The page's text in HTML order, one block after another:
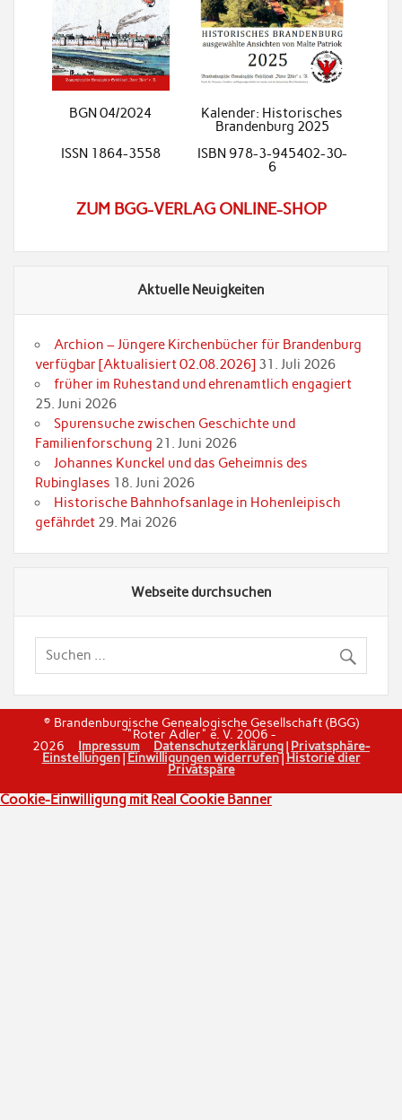
BGN 04/2024
Kalender: Historisches
Brandenburg 2025
ISSN 1864-3558
ISBN 978-3-945402-30-
6
ZUM BGG-VERLAG ONLINE-SHOP
Aktuelle Neuigkeiten
Archion – Jüngere Kirchenbücher für Brandenburg
verfügbar [Aktualisiert 02.08.2026] 31. Juli 2026
früher im Ruhestand und ehrenamtlich engagiert
25. Juni 2026
Spurensuche zwischen Geschichte und
Familienforschung 21. Juni 2026
Johannes Kunckel und das Geheimnis des
Rubinglases 18. Juni 2026
Historische Bahnhofsanlage in Hohenleipisch
gefährdet 29. Mai 2026
Webseite durchsuchen
© Brandenburgische Genealogische Gesellschaft (BGG)
"Roter Adler" e. V. 2006 -
2026 Impressum Datenschutzerklärung| Privatsphäre-
Einstellungen| Einwilligungen widerrufen|Historie dier
Privatspäre
Cookie-Einwilligung mit Real Cookie Banner